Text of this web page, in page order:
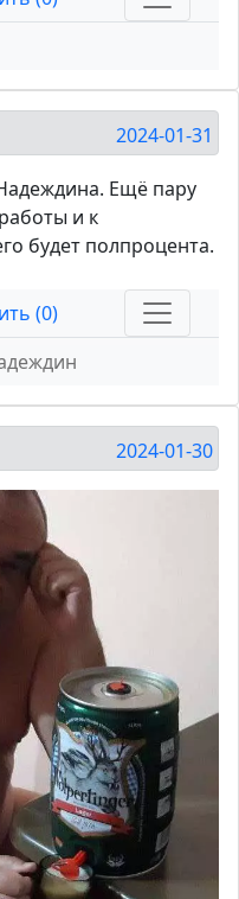
2024-01-31
Ещё пару
и к
будет полпроцента.
(0)
2024-01-30